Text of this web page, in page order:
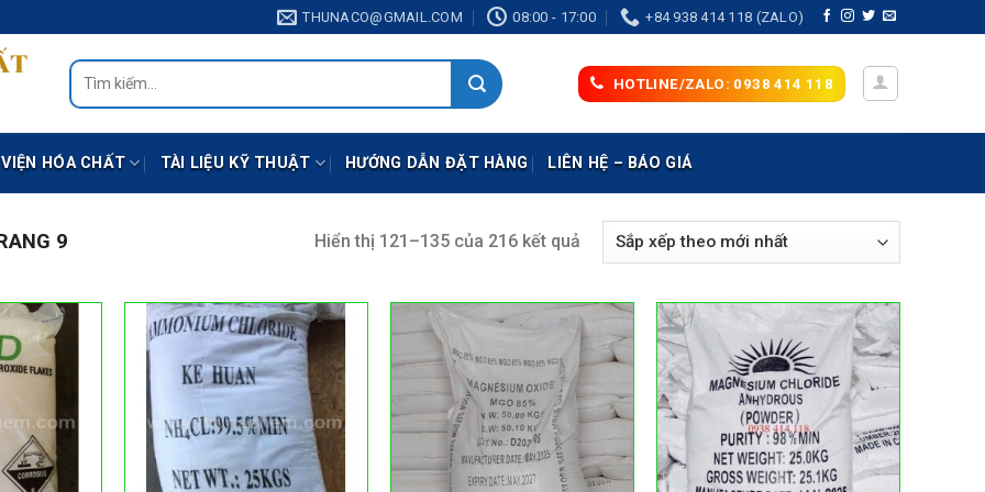
THUNACO@GMAIL.COM 08:00 - 17:00 +84 938 414 118 (ZALO)
Tìm
kiếm:
HOTLINE/ZALO: 0938 414 118
HÓA CHẤT TÀI LIỆU KỸ THUẬT HƯỚNG DẪN ĐẶT HÀNG LIÊN HỆ – BÁO GIÁ
9 Hiển thị 121–135 của 216 kết quả